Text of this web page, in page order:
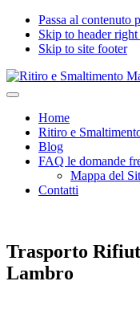
Passa al contenuto
Skip to header
Skip to site footer
Ritiro
Smaltimento
Macerie
Milano
Impresa
seria
certificata
Legname,
Plastica,
Menu
Home
Ritiro e
Blog
FAQ le domande
Mappa del
Contatti
Trasporto
Lambro